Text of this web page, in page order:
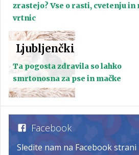
zrastejo? Vse o rasti, cvetenju in
vrtnic
Ljubljenčki
Ta pogosta zdravila so lahko
smrtonosna za pse in mačke
Facebook
Sledite nam na Facebook